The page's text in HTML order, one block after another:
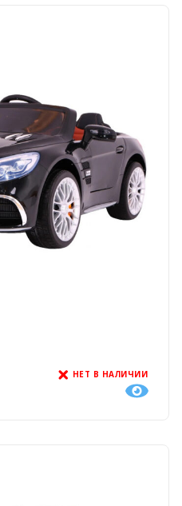
НЕТ В НАЛИЧИИ